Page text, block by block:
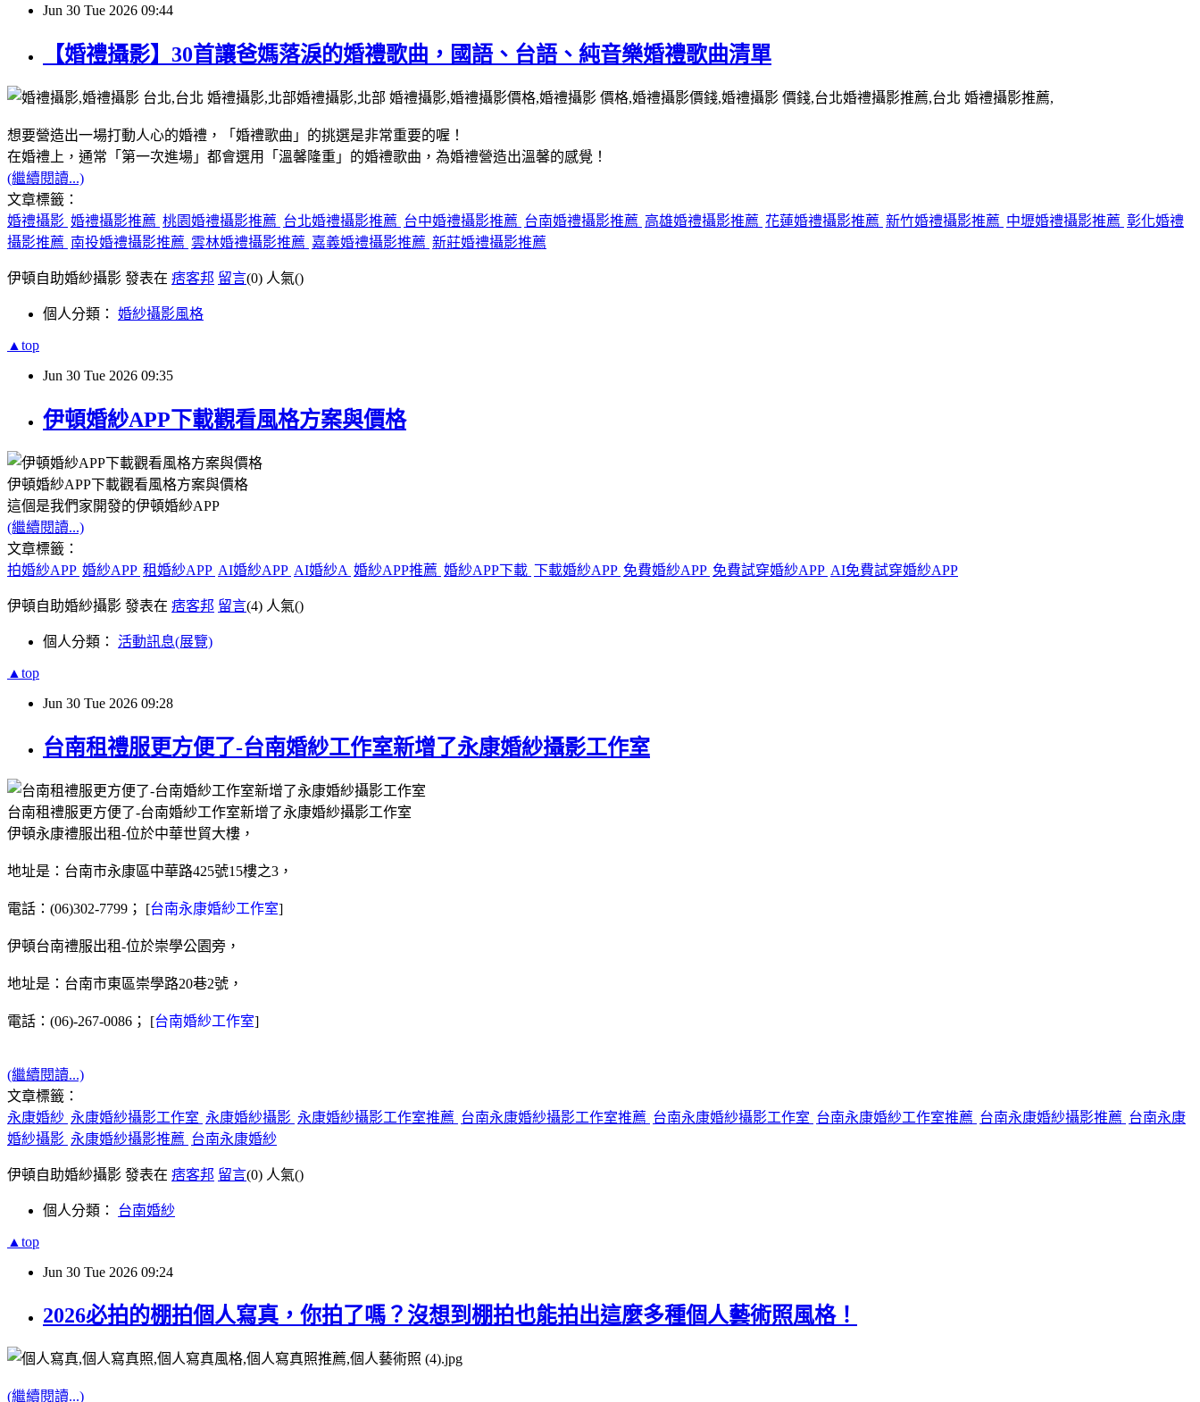
Jun 30 Tue 2026 09:44
【婚禮攝影】30首讓爸媽落淚的婚禮歌曲，國語、台語、純音樂婚禮歌曲清單
想要營造出一場打動人心的婚禮，「婚禮歌曲」的挑選是非常重要的喔！
在婚禮上，通常「第一次進場」都會選用「溫馨隆重」的婚禮歌曲，為婚禮營造出溫馨的感覺！
(繼續閱讀...)
文章標籤：
婚禮攝影 婚禮攝影推薦 桃園婚禮攝影推薦 台北婚禮攝影推薦 台中婚禮攝影推薦 台南婚禮攝影推薦 高雄婚禮攝影推薦 花蓮婚禮攝影推薦 新竹婚禮攝影推薦 中壢婚禮攝影推薦 彰化婚禮
攝影推薦 南投婚禮攝影推薦 雲林婚禮攝影推薦 嘉義婚禮攝影推薦 新莊婚禮攝影推薦
伊頓自助婚紗攝影 發表在 痞客邦 留言(0) 人氣()
個人分類： 婚紗攝影風格
▲top
Jun 30 Tue 2026 09:35
伊頓婚紗APP下載觀看風格方案與價格
伊頓婚紗APP下載觀看風格方案與價格
這個是我們家開發的伊頓婚紗APP
(繼續閱讀...)
文章標籤：
拍婚紗APP 婚紗APP 租婚紗APP AI婚紗APP AI婚紗A 婚紗APP推薦 婚紗APP下載 下載婚紗APP 免費婚紗APP 免費試穿婚紗APP AI免費試穿婚紗APP
伊頓自助婚紗攝影 發表在 痞客邦 留言(4) 人氣()
個人分類： 活動訊息(展覽)
▲top
Jun 30 Tue 2026 09:28
台南租禮服更方便了-台南婚紗工作室新增了永康婚紗攝影工作室
台南租禮服更方便了-台南婚紗工作室新增了永康婚紗攝影工作室
伊頓永康禮服出租-位於中華世貿大樓，
地址是：台南市永康區中華路425號15樓之3，
電話：(06)302-7799； [台南永康婚紗工作室]
伊頓台南禮服出租-位於崇學公園旁，
地址是：台南市東區崇學路20巷2號，
電話：(06)-267-0086； [台南婚紗工作室]
(繼續閱讀...)
文章標籤：
永康婚紗 永康婚紗攝影工作室 永康婚紗攝影 永康婚紗攝影工作室推薦 台南永康婚紗攝影工作室推薦 台南永康婚紗攝影工作室 台南永康婚紗工作室推薦 台南永康婚紗攝影推薦 台南永康
婚紗攝影 永康婚紗攝影推薦 台南永康婚紗
伊頓自助婚紗攝影 發表在 痞客邦 留言(0) 人氣()
個人分類： 台南婚紗
▲top
Jun 30 Tue 2026 09:24
2026必拍的棚拍個人寫真，你拍了嗎？沒想到棚拍也能拍出這麼多種個人藝術照風格！
(繼續閱讀...)